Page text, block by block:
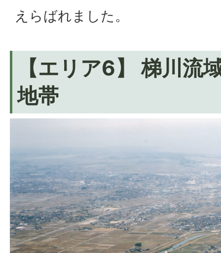
えらばれました。
【エリア6】 梯川流
地帯